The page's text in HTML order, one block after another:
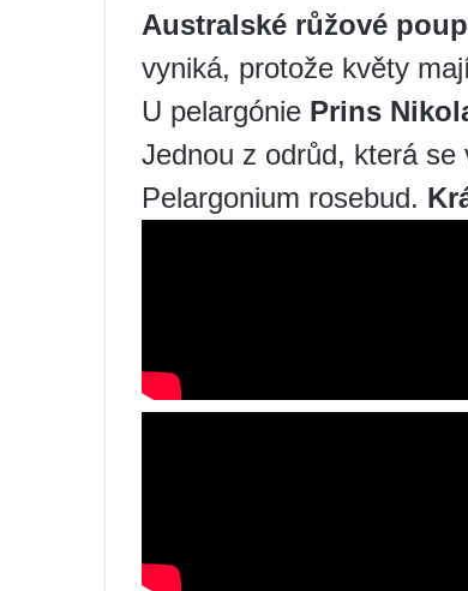
Australské růžové
vyniká, protože květy
U pelargónie Prins
Jednou z odrůd, která
Pelargonium rosebud.